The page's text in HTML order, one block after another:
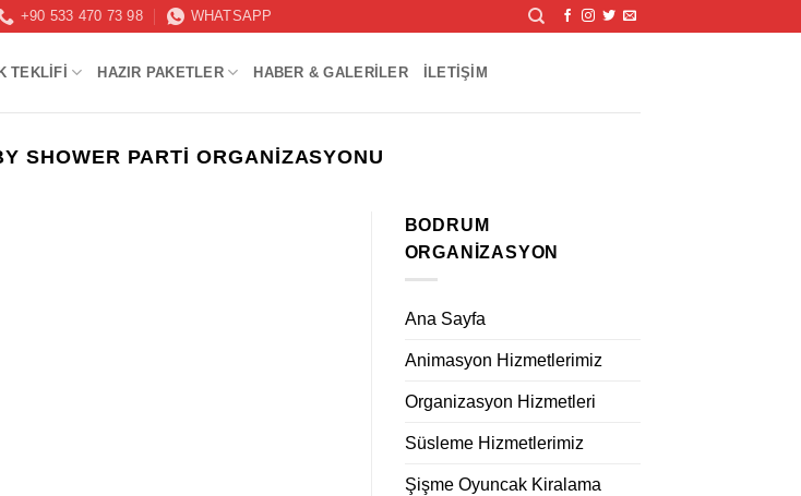
+90 533 470 73 98 WHATSAPP
TEKLIFI HAZIR PAKETLER HABER & GALERILER İLETIŞIM
SHOWER PARTI ORGANIZASYONU
BODRUM
ORGANIZASYON
Ana Sayfa
Animasyon Hizmetlerimiz
Organizasyon Hizmetleri
Süsleme Hizmetlerimiz
Şişme Oyuncak Kiralama